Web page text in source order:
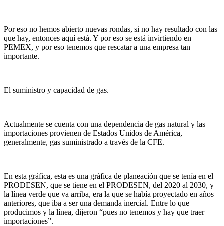
Por eso no hemos abierto nuevas rondas, si no hay resultado con las
que hay, entonces aquí está. Y por eso se está invirtiendo en
PEMEX, y por eso tenemos que rescatar a una empresa tan
importante.
El suministro y capacidad de gas.
Actualmente se cuenta con una dependencia de gas natural y las
importaciones provienen de Estados Unidos de América,
generalmente, gas suministrado a través de la CFE.
En esta gráfica, esta es una gráfica de planeación que se tenía en el
PRODESEN, que se tiene en el PRODESEN, del 2020 al 2030, y
la línea verde que va arriba, era la que se había proyectado en años
anteriores, que iba a ser una demanda inercial. Entre lo que
producimos y la línea, dijeron “pues no tenemos y hay que traer
importaciones”.